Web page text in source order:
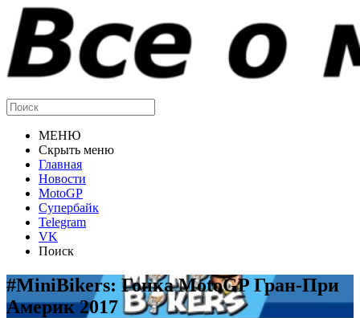
МЕНЮ
Скрыть меню
Главная
Новости
MotoGP
Супербайк
Telegram
VK
Поиск
#MiniBikers: Гонка MotoGP Гран-При
Америк 2017